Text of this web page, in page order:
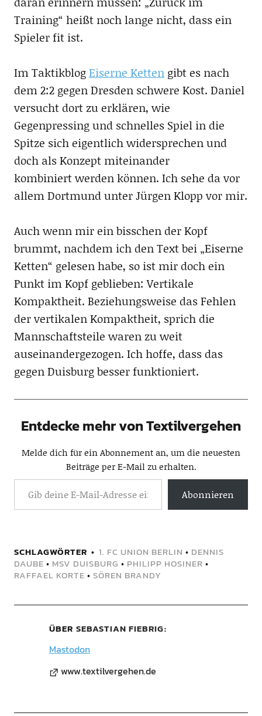
Training“ heißt noch lange nicht, dass ein
Spieler fit ist.
Im TaktikblogEiserne Kettengibt es nach
dem 2:2 gegen Dresden schwere Kost. Daniel
versucht dort zu erklären, wie
Gegenpressing und schnelles Spiel in die
Spitze sich eigentlich widersprechen und
doch als Konzept miteinander
kombiniert werden können. Ich sehe da vor
allem Dortmund unter Jürgen Klopp vor mir.
Auch wenn mir ein bisschen der Kopf
brummt, nachdem ich den Text bei „Eiserne
Ketten“ gelesen habe, so ist mir doch ein
Punkt im Kopf geblieben: Vertikale
Kompaktheit. Beziehungsweise das Fehlen
der vertikalen Kompaktheit, sprich die
Mannschaftsteile waren zu weit
auseinandergezogen. Ich hoffe, dass das
gegen Duisburg besser funktioniert.
Entdecke mehr von Textilvergehen
Melde dich für ein Abonnement an, um die neuesten
Beiträge per E-Mail zu erhalten.
Abonnieren
SCHLAGWÖRTER 1. FC UNION BERLIN • DENNIS
DAUBE • MSV DUISBURG • PHILIPP HOSINER •
RAFFAEL KORTE • SÖREN BRANDY
ÜBER SEBASTIAN FIEBRIG
Mastodon
www.textilvergehen.de